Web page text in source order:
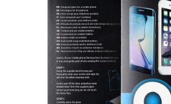
BATÉRIE DO MOBILOV
ŠPORT A HOBBY
NÁRAMKY NA HODINKY